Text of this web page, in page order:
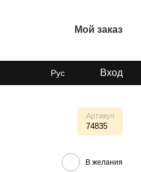
Мой заказ
Рус Вход
Артикул
74835
В желания